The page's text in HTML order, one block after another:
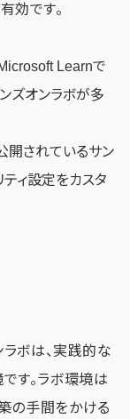
効です。
Learnで
ズオンラボが多
開されているサン
ィ設定をカスタ
ボは、実践的な
す。ラボ環境は
の手間をかける